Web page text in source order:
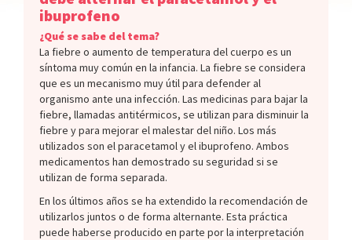
ibuprofeno
¿Qué se sabe del tema?
La fiebre o aumento de temperatura del cuerpo es un
síntoma muy común en la infancia. La fiebre se considera
que es un mecanismo muy útil para defender al
organismo ante una infección. Las medicinas para bajar la
fiebre, llamadas antitérmicos, se utilizan para disminuir la
fiebre y para mejorar el malestar del niño. Los más
utilizados son el paracetamol y el ibuprofeno. Ambos
medicamentos han demostrado su seguridad si se
utilizan de forma separada.
En los últimos años se ha extendido la recomendación de
utilizarlos juntos o de forma alternante. Esta práctica
puede haberse producido en parte por la interpretación